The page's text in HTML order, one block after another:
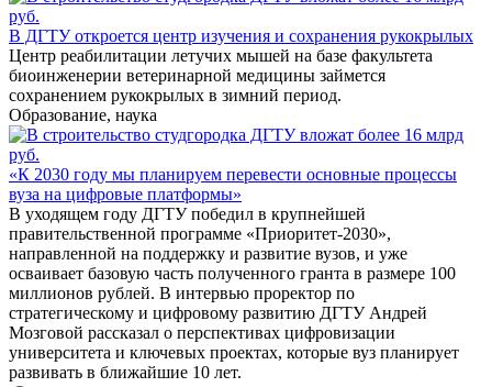
В ДГТУ откроется центр изучения и сохранения рукокрылых
Центр реабилитации летучих мышей на базе факультета
биоинженерии ветеринарной медицины займется
сохранением рукокрылых в зимний период.
Образование, наука
«К 2030 году мы планируем перевести основные процессы
вуза на цифровые платформы»
В уходящем году ДГТУ победил в крупнейшей
правительственной программе «Приоритет-2030»,
направленной на поддержку и развитие вузов, и уже
осваивает базовую часть полученного гранта в размере 100
миллионов рублей. В интервью проректор по
стратегическому и цифровому развитию ДГТУ Андрей
Мозговой рассказал о перспективах цифровизации
университета и ключевых проектах, которые вуз планирует
развивать в ближайшие 10 лет.